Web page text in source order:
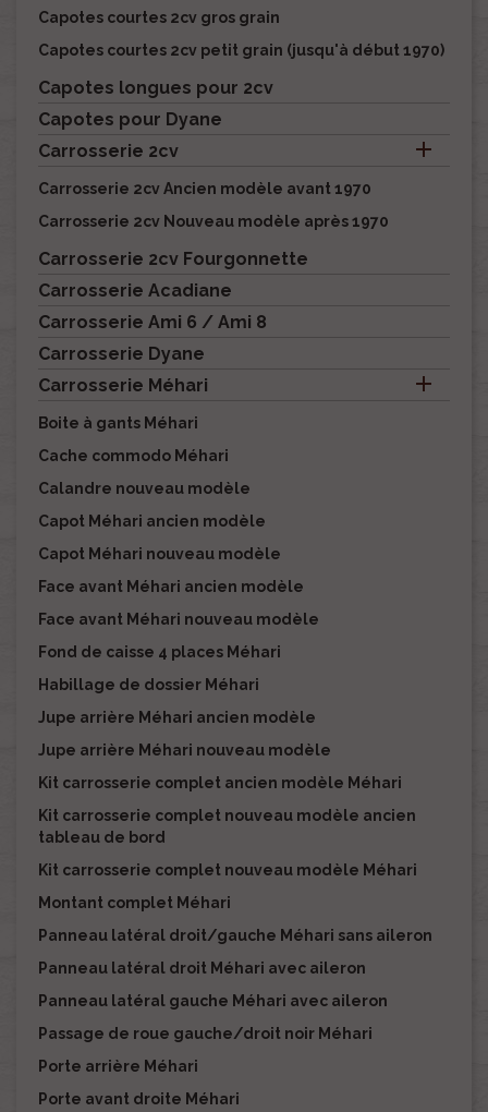
Capotes courtes 2cv gros grain
Capotes courtes 2cv petit grain (jusqu'à début 1970)
Capotes longues pour 2cv
Capotes pour Dyane
Carrosserie 2cv

Carrosserie 2cv Ancien modèle avant 1970
Carrosserie 2cv Nouveau modèle après 1970
Carrosserie 2cv Fourgonnette
Carrosserie Acadiane
Carrosserie Ami 6 / Ami 8
Carrosserie Dyane
Carrosserie Méhari

Boite à gants Méhari
Cache commodo Méhari
Calandre nouveau modèle
Capot Méhari ancien modèle
Capot Méhari nouveau modèle
Face avant Méhari ancien modèle
Face avant Méhari nouveau modèle
Fond de caisse 4 places Méhari
Habillage de dossier Méhari
Jupe arrière Méhari ancien modèle
Jupe arrière Méhari nouveau modèle
Kit carrosserie complet ancien modèle Méhari
Kit carrosserie complet nouveau modèle ancien
tableau de bord
Kit carrosserie complet nouveau modèle Méhari
Montant complet Méhari
Panneau latéral droit/gauche Méhari sans aileron
Panneau latéral droit Méhari avec aileron
Panneau latéral gauche Méhari avec aileron
Passage de roue gauche/droit noir Méhari
Porte arrière Méhari
Porte avant droite Méhari